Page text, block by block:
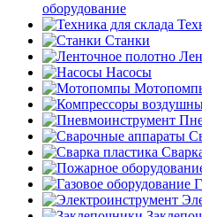
оборудование
Станки
Насосы